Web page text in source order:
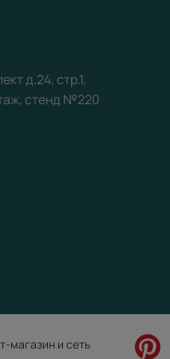
д.24, стр.1,
стенд №220
магазин и сеть